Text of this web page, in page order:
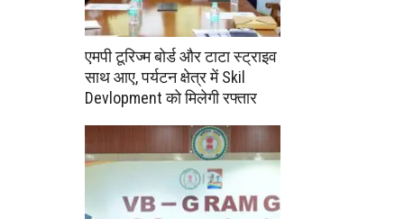
एमपी टूरिज्म बोर्ड और टाटा स्ट्राइव
साथ आए, पर्यटन क्षेत्र में Skil
Devlopment को मिलेगी रफ्तार